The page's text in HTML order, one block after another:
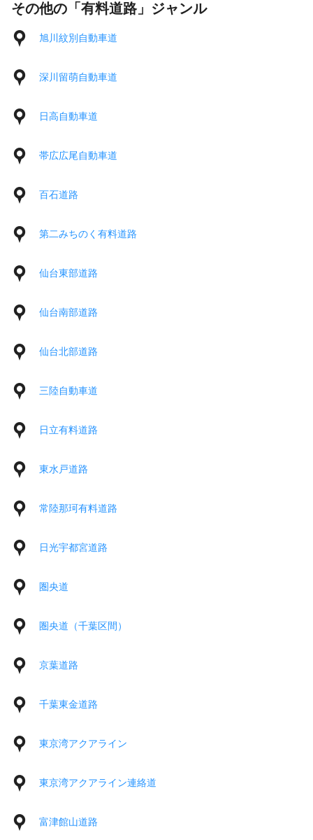
その他の「有料道路」ジャンル
旭川紋別自動車道
深川留萌自動車道
日高自動車道
帯広広尾自動車道
百石道路
第二みちのく有料道路
仙台東部道路
仙台南部道路
仙台北部道路
三陸自動車道
日立有料道路
東水戸道路
常陸那珂有料道路
日光宇都宮道路
圏央道
圏央道（千葉区間）
京葉道路
千葉東金道路
東京湾アクアライン
東京湾アクアライン連絡道
富津館山道路